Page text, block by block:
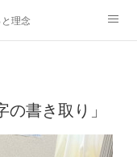
理念
書き取り」